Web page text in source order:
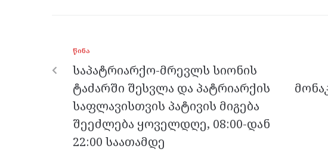
o
o
k
er m p
p
ᲬᲘᲜᲐ
საპატრიარქო-მრევლს სიონის
ტაძარში შესვლა და პატრიარქის
საფლავისთვის პატივის მიგება
შეეძლება ყოველდღე, 08:00-დან
22:00 საათამდე